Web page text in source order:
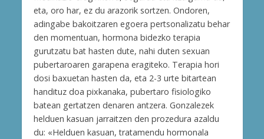
eta, oro har, ez du arazorik sortzen. Ondoren,
adingabe bakoitzaren egoera pertsonalizatu behar
den momentuan, hormona bidezko terapia
gurutzatu bat hasten dute, nahi duten sexuan
pubertaroaren garapena eragiteko. Terapia hori
dosi baxuetan hasten da, eta 2-3 urte bitartean
handituz doa pixkanaka, pubertaro fisiologiko
batean gertatzen denaren antzera. Gonzalezek
helduen kasuan jarraitzen den prozedura azaldu
du: «Helduen kasuan, tratamendu hormonala